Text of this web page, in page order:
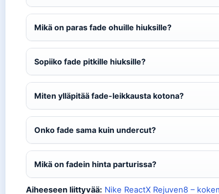
Mikä on paras fade ohuille hiuksille?
Sopiiko fade pitkille hiuksille?
Miten ylläpitää fade-leikkausta kotona?
Onko fade sama kuin undercut?
Mikä on fadein hinta parturissa?
Aiheeseen liittyvää: Nike ReactX Rejuven8 –